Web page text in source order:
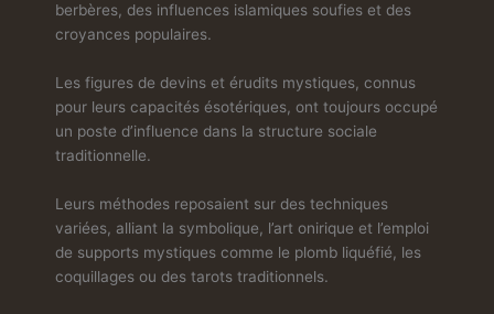
berbères, des influences islamiques soufies et des
croyances populaires.
Les figures de devins et érudits mystiques, connus
pour leurs capacités ésotériques, ont toujours occupé
un poste d’influence dans la structure sociale
traditionnelle.
Leurs méthodes reposaient sur des techniques
variées, alliant la symbolique, l’art onirique et l’emploi
de supports mystiques comme le plomb liquéfié, les
coquillages ou des tarots traditionnels.